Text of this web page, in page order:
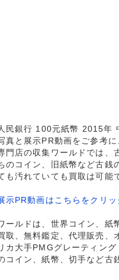
民銀行 100元紙幣 2015年
真と展示PR動画をご参考
門店の収集ワールドでは、
のコイン、旧紙幣など古銭
も汚れていても買取は可能
示PR動画はこちらをクリ
ールドは、世界コイン、紙
取、無料鑑定、代理販売、
カ大手PMGグレーティン
コイン、紙幣、切手など古